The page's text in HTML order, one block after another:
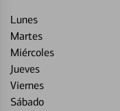
Lunes
Martes
Miércoles
Jueves
Viernes
Sábado